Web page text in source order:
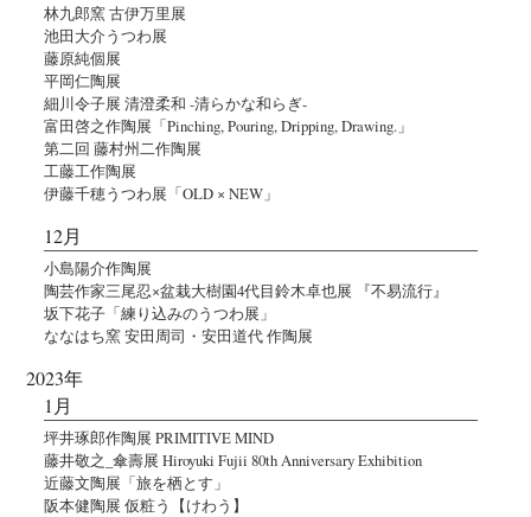
林九郎窯 古伊万里展
池田大介うつわ展
藤原純個展
平岡仁陶展
細川令子展 清澄柔和 -清らかな和らぎ-
富田啓之作陶展「Pinching, Pouring, Dripping, Drawing.」
第二回 藤村州二作陶展
工藤工作陶展
伊藤千穂うつわ展「OLD × NEW」
12月
小島陽介作陶展
陶芸作家三尾忍×盆栽大樹園4代目鈴木卓也展 『不易流行』
坂下花子「練り込みのうつわ展」
ななはち窯 安田周司・安田道代 作陶展
2023年
1月
坪井琢郎作陶展 PRIMITIVE MIND
藤井敬之_傘壽展 Hiroyuki Fujii 80th Anniversary Exhibition
近藤文陶展「旅を栖とす」
阪本健陶展 仮粧う【けわう】